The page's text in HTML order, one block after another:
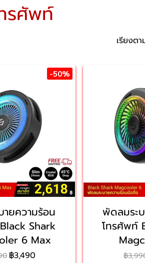
รศัพท์
เรียงตา
-50%
ยความร้อน
Shark
6 Max
฿3,490
พัดลมระ
โทรศัพท์
฿